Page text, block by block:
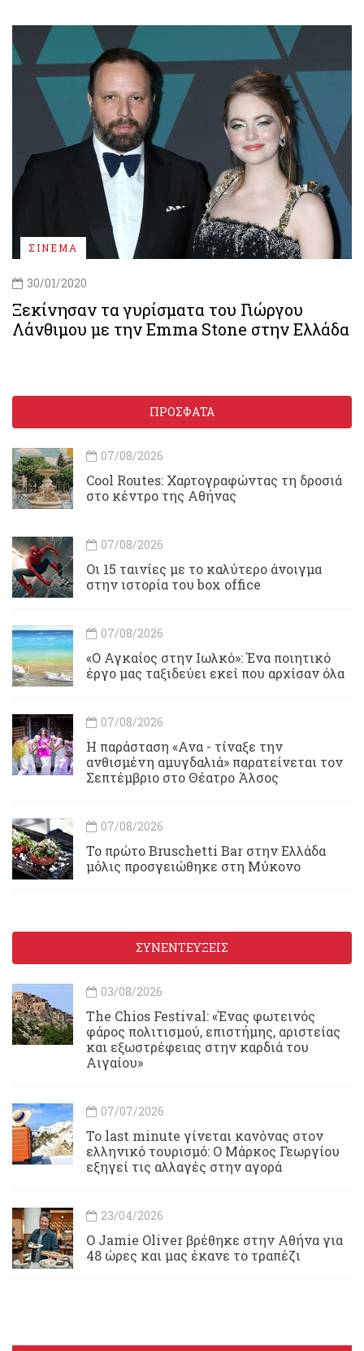
ΣΙΝΕΜΑ
30/01/2020
Ξεκίνησαν τα γυρίσματα του Γιώργου
Λάνθιμου με την Emma Stone στην Ελλάδα
ΠΡΟΣΦΑΤΑ
07/08/2026
Cool Routes: Χαρτογραφώντας τη δροσιά
στο κέντρο της Αθήνας
07/08/2026
Οι 15 ταινίες με το καλύτερο άνοιγμα
στην ιστορία του box office
07/08/2026
«Ο Αγκαίος στην Ιωλκό»: Ένα ποιητικό
έργο μας ταξιδεύει εκεί που αρχίσαν όλα
07/08/2026
Η παράσταση «Ανα - τίναξε την
ανθισμένη αμυγδαλιά» παρατείνεται τον
Σεπτέμβριο στο Θέατρο Άλσος
07/08/2026
Το πρώτο Bruschetti Bar στην Ελλάδα
μόλις προσγειώθηκε στη Μύκονο
ΣΥΝΕΝΤΕΥΞΕΙΣ
03/08/2026
Τhe Chios Festival: «Ένας φωτεινός
φάρος πολιτισμού, επιστήμης, αριστείας
και εξωστρέφειας στην καρδιά του
Αιγαίου»
07/07/2026
Το last minute γίνεται κανόνας στον
ελληνικό τουρισμό: Ο Μάρκος Γεωργίου
εξηγεί τις αλλαγές στην αγορά
23/04/2026
Ο Jamie Oliver βρέθηκε στην Αθήνα για
48 ώρες και μας έκανε το τραπέζι